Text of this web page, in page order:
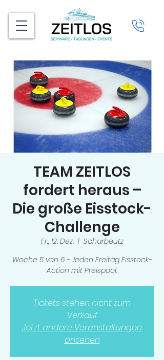
TEAM ZEITLOS
fordert heraus –
Die große Eisstock-
Challenge
Fr., 12. Dez.
  |
Scharbeutz
Woche 5 von 6 - Jeden Freitag Eisstock-
Action mit Preispool.
Tickets stehen nicht zum
Verkauf
Jetzt andere Veranstaltungen
ansehen